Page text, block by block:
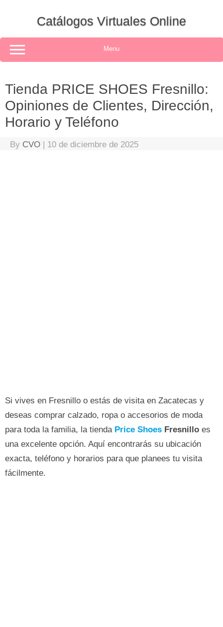
Catálogos Virtuales Online
Menu
Tienda PRICE SHOES Fresnillo:
Opiniones de Clientes, Dirección,
Horario y Teléfono
By CVO | 10 de diciembre de 2025
Si vives en Fresnillo o estás de visita en Zacatecas y
deseas comprar calzado, ropa o accesorios de moda
para toda la familia, la tienda Price Shoes Fresnillo es
una excelente opción. Aquí encontrarás su ubicación
exacta, teléfono y horarios para que planees tu visita
fácilmente.